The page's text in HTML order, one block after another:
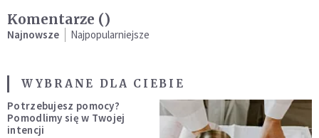
Komentarze ()
Najnowsze Najpopularniejsze
WYBRANE DLA CIEBIE
Potrzebujesz pomocy?
Pomodlimy się w Twojej
intencji